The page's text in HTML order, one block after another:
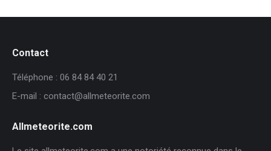
Contact
Téléphone : 06 84 84 40 21
E-mail : contact@allmeteorite.com
Allmeteorite.com